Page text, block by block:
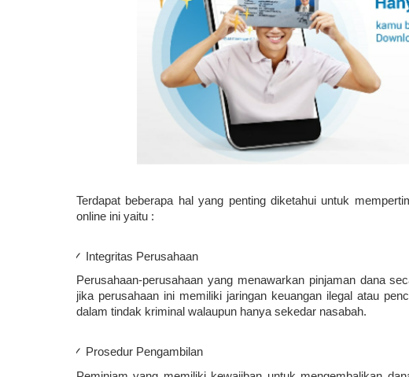
Terdapat beberapa hal yang penting diketahui untuk
online ini yaitu :
      ✓ Integritas Perusahaan
Perusahaan-perusahaan yang menawarkan pinjaman dana
jika perusahaan ini memiliki jaringan keuangan ilegal atau
dalam tindak kriminal walaupun hanya sekedar nasabah.
      ✓ Prosedur Pengambilan